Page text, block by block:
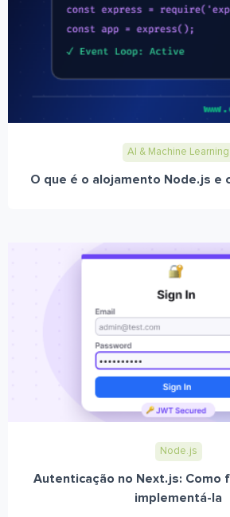
AI & Machine Learning
O que é o alojamento Node.js e
Node.js
Autenticação no Next.js: Como
implementá-la